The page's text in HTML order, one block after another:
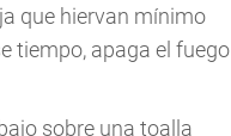
que hiervan mínimo
tiempo, apaga el fuego
sobre una toalla